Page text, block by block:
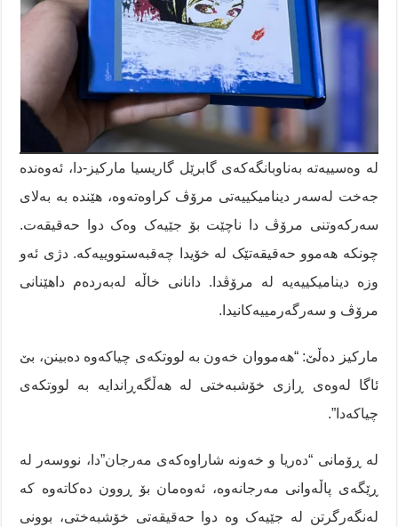
لە وەسییەتە بەناوبانگەکەی گابرێل گاریسیا مارکیز-دا، ئەوەندە
جەخت لەسەر دینامیکییەتی مرۆڤ کراوەتەوە، هێندە بە بەلای
سەرکەوتنی مرۆڤ دا ناچێت بۆ جێیەک وەک دوا حەقیقەت.
چونکە هەموو حەقیقەتێک لە خۆیدا چەقبەستووییەکە. دژی ئەو
وزە دینامیکییەیە لە مرۆڤدا. دانانی خاڵە لەبەردەم داهێنانی
مرۆڤ و سەرگەرمییەکانیدا.
مارکیز دەڵێ: “هەمووان خەون بە لووتکەی چیاکەوە دەبینن، بێ
ئاگا لەوەی ڕازی خۆشبەختی لە هەڵگەڕاندایە بە لووتکەی
چیاکەدا”.
لە ڕۆمانی “دەریا و خەونە شاراوەکەی مەرجان”دا، نووسەر لە
ڕێگەی پاڵەوانی مەرجانەوە، ئەوەمان بۆ ڕوون دەکاتەوە کە
لەنگەرگرتن لە جێیەک وە دوا حەقیقەتی خۆشبەختی، بوونی